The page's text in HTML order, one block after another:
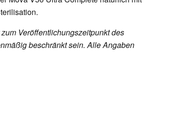
Veröffentlichungszeitpunkt des
beschränkt sein. Alle Angaben